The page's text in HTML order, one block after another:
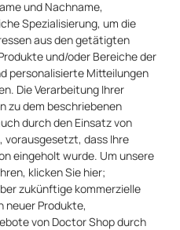
und Nachname,
Spezialisierung, um die
aus den getätigten
und/oder Bereiche der
personalisierte Mitteilungen
Die Verarbeitung Ihrer
zu dem beschriebenen
durch den Einsatz von
vorausgesetzt, dass Ihre
eingeholt wurde. Um unsere
klicken Sie hier;
zukünftige kommerzielle
neuer Produkte,
von Doctor Shop durch